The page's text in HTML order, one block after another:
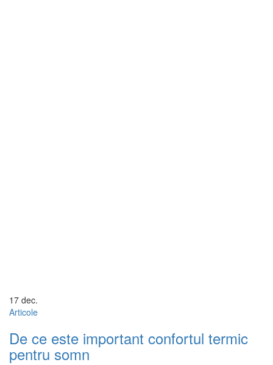
17 dec.
Articole
De ce este important confortul termic
pentru somn